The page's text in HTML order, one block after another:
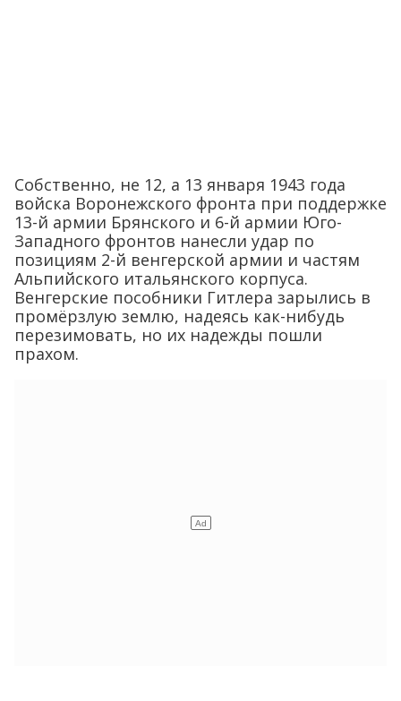
Собственно, не 12, а 13 января 1943 года
войска Воронежского фронта при поддержке
13-й армии Брянского и 6-й армии Юго-
Западного фронтов нанесли удар по
позициям 2-й венгерской армии и частям
Альпийского итальянского корпуса.
Венгерские пособники Гитлера зарылись в
промёрзлую землю, надеясь как-нибудь
перезимовать, но их надежды пошли
прахом.